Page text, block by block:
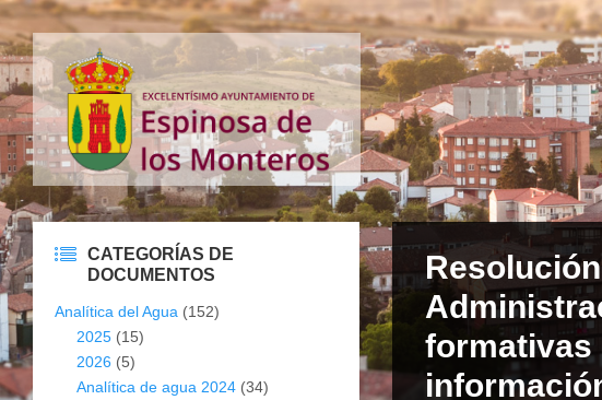
formativas
CATEGORÍAS DE
DOCUMENTOS
Analítica del Agua (152)
2025 (15)
2026 (5)
Analítica de agua 2024 (34)